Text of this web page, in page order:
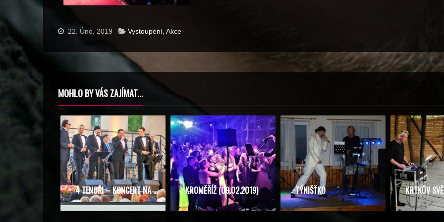
22. Úno, 2019 Vystoupení, Akce
MOHLO BY VÁS ZAJÍMAT...
4 TENOŘI – KONCERT NA KARLŠTEJNĚ (4.7.2019) KROMĚŘÍŽ (09.02.2019) TÝNIŠŤKO